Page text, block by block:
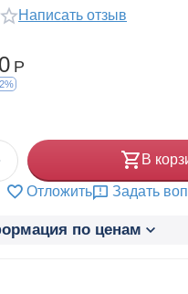
Написать отзыв
Р
В
Отложить Задать
по ценам